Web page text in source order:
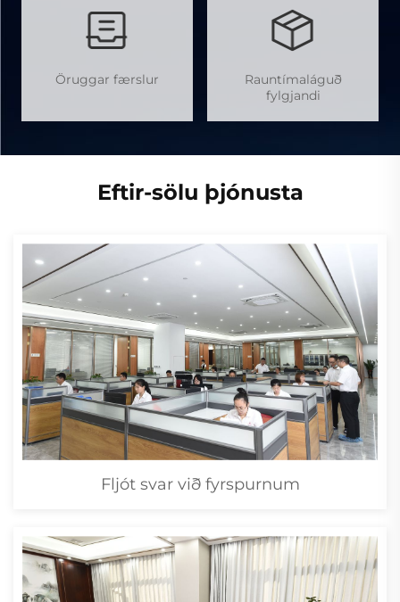
Öruggar færslur
Rauntímaláguð
fylgjandi
Eftir-sölu þjónusta
Fljót svar við fyrspurnum